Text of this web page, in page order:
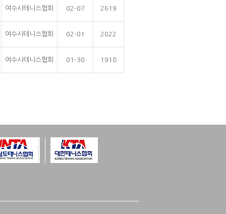
여수시테니스협회 02-07 2619
여수시테니스협회 02-01 2022
여수시테니스협회 01-30 1918